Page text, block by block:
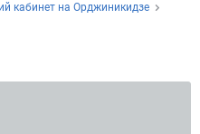
кабинет на Орджиникидзе